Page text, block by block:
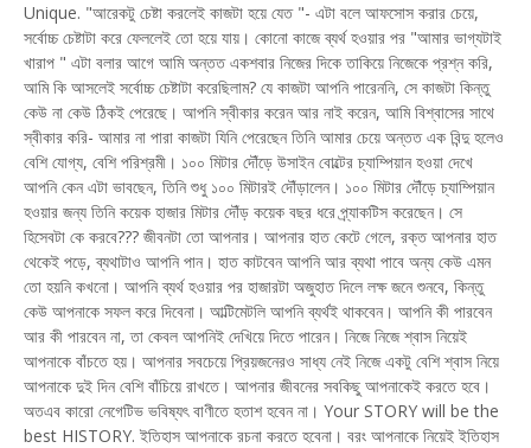
Unique. "আরেকটু চেষ্টা করলেই কাজটা হয়ে যেত "- এটা বলে আফসোস করার চেয়ে,
সর্বোচ্চ চেষ্টাটা করে ফেললেই তো হয়ে যায়। কোনো কাজে ব্যর্থ হওয়ার পর "আমার ভাগ্যটাই
খারাপ " এটা বলার আগে আমি অন্তত একশবার নিজের দিকে তাকিয়ে নিজেকে প্রশ্ন করি,
আমি কি আসলেই সর্বোচ্চ চেষ্টাটা করেছিলাম? যে কাজটা আপনি পারেননি, সে কাজটা কিন্তু
কেউ না কেউ ঠিকই পেরেছে। আপনি স্বীকার করেন আর নাই করেন, আমি বিশ্বাসের সাথে
স্বীকার করি- আমার না পারা কাজটা যিনি পেরেছেন তিনি আমার চেয়ে অন্তত এক বিন্দু হলেও
বেশি যোগ্য, বেশি পরিশ্রমী। ১০০ মিটার দৌঁড়ে উসাইন বোল্টের চ্যাম্পিয়ান হওয়া দেখে
আপনি কেন এটা ভাবছেন, তিনি শুধু ১০০ মিটারই দৌঁড়ালেন। ১০০ মিটার দৌঁড়ে চ্যাম্পিয়ান
হওয়ার জন্য তিনি কয়েক হাজার মিটার দৌঁড় কয়েক বছর ধরে প্র্যাকটিস করেছেন। সে
হিসেবটা কে করবে??? জীবনটা তো আপনার। আপনার হাত কেটে গেলে, রক্ত আপনার হাত
থেকেই পড়ে, ব্যথাটাও আপনি পান। হাত কাটবেন আপনি আর ব্যথা পাবে অন্য কেউ এমন
তো হয়নি কখনো। আপনি ব্যর্থ হওয়ার পর হাজারটা অজুহাত দিলে লক্ষ জনে শুনবে, কিন্তু
কেউ আপনাকে সফল করে দিবেনা। আল্টিমেটলি আপনি ব্যর্থই থাকবেন। আপনি কী পারবেন
আর কী পারবেন না, তা কেবল আপনিই দেখিয়ে দিতে পারেন। নিজে নিজে শ্বাস নিয়েই
আপনাকে বাঁচতে হয়। আপনার সবচেয়ে প্রিয়জনেরও সাধ্য নেই নিজে একটু বেশি শ্বাস নিয়ে
আপনাকে দুই দিন বেশি বাঁচিয়ে রাখতে। আপনার জীবনের সবকিছু আপনাকেই করতে হবে।
অতএব কারো নেগেটিভ ভবিষ্যৎ বাণীতে হতাশ হবেন না। Your STORY will be the
best HISTORY. ইতিহাস আপনাকে রচনা করতে হবেনা। বরং আপনাকে নিয়েই ইতিহাস